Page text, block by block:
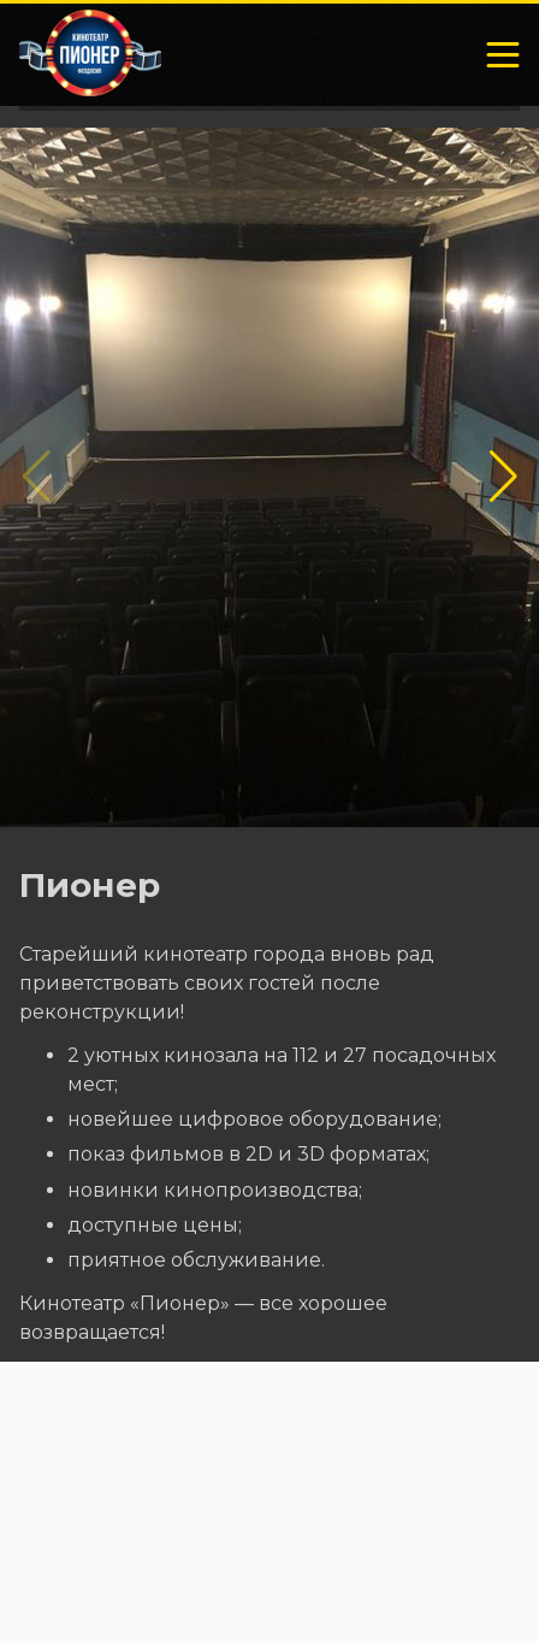
Пионер
Старейший кинотеатр города вновь рад
приветствовать своих гостей после
реконструкции!
2 уютных кинозала на 112 и 27 посадочных
мест;
новейшее цифровое оборудование;
показ фильмов в 2D и 3D форматах;
новинки кинопроизводства;
доступные цены;
приятное обслуживание.
Кинотеатр «Пионер» — все хорошее
возвращается!